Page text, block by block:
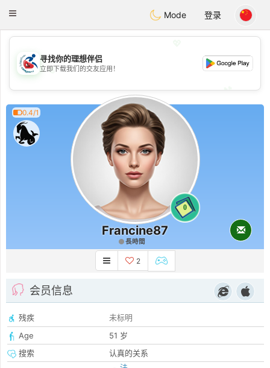
Handi Space
Toggle
Mode 登录
💖
💕
💕
寻找你的理想伴侣
立即下载我们的交友应用！
0.4/1
0
Francine87
長時間
2
会员信息
残疾
未标明
Age
51 岁
搜索
认真的关系